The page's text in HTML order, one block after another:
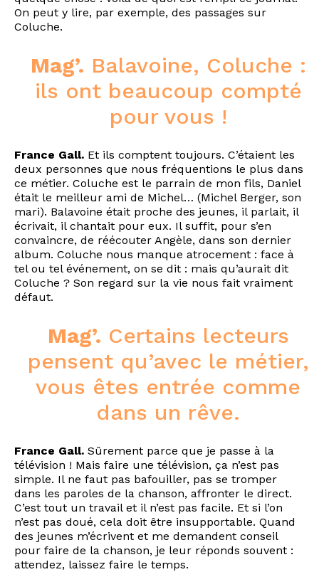
On peut y lire, par exemple, des passages sur
Coluche.
Mag’. Balavoine, Coluche :
ils ont beaucoup compté
pour vous !
France Gall. Et ils comptent toujours. C’étaient les
deux personnes que nous fréquentions le plus dans
ce métier. Coluche est le parrain de mon fils, Daniel
était le meilleur ami de Michel… (Michel Berger, son
mari). Balavoine était proche des jeunes, il parlait, il
écrivait, il chantait pour eux. Il suffit, pour s’en
convaincre, de réécouter Angèle, dans son dernier
album. Coluche nous manque atrocement : face à
tel ou tel événement, on se dit : mais qu’aurait dit
Coluche ? Son regard sur la vie nous fait vraiment
défaut.
Mag’. Certains lecteurs
pensent qu’avec le métier,
vous êtes entrée comme
dans un rêve.
France Gall. Sûrement parce que je passe à la
télévision ! Mais faire une télévision, ça n’est pas
simple. Il ne faut pas bafouiller, pas se tromper
dans les paroles de la chanson, affronter le direct.
C’est tout un travail et il n’est pas facile. Et si l’on
n’est pas doué, cela doit être insupportable. Quand
des jeunes m’écrivent et me demandent conseil
pour faire de la chanson, je leur réponds souvent :
attendez, laissez faire le temps.